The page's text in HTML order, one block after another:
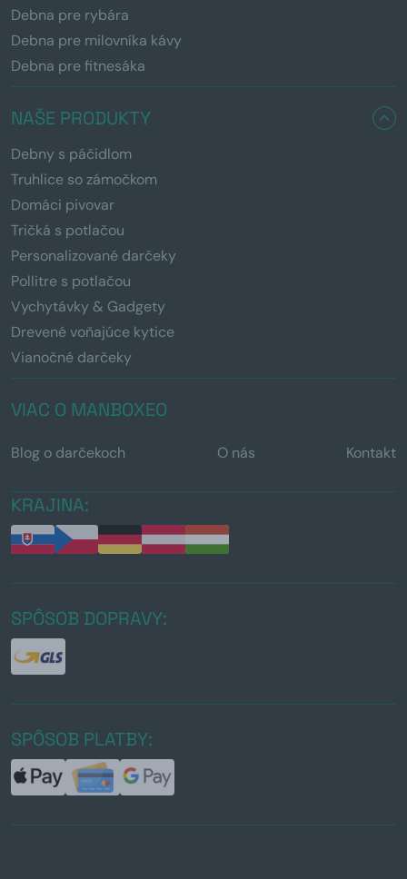
Debna pre rybára
Debna pre milovníka kávy
Debna pre fitnesáka
NAŠE PRODUKTY
Debny s páčidlom
Truhlice so zámočkom
Domáci pivovar
Tričká s potlačou
Personalizované darčeky
Pollitre s potlačou
Vychytávky & Gadgety
Drevené voňajúce kytice
Vianočné darčeky
VIAC O MANBOXEO
Blog o darčekoch O nás Kontakt
KRAJINA:
SPÔSOB DOPRAVY:
SPÔSOB PLATBY: